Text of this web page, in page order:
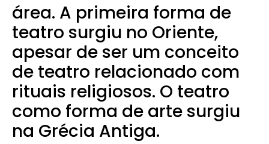
área. A primeira forma de
teatro surgiu no Oriente,
apesar de ser um conceito
de teatro relacionado com
rituais religiosos. O teatro
como forma de arte surgiu
na Grécia Antiga.